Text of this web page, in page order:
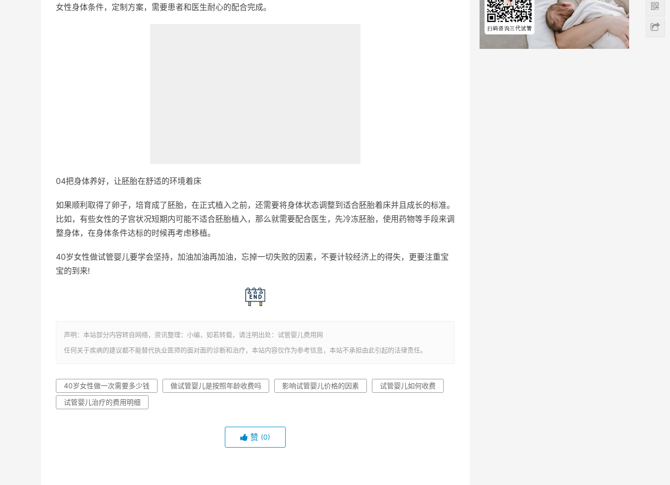
女性身体条件，定制方案，需要患者和医生耐心的配合完成。
04把身体养好，让胚胎在舒适的环境着床
如果顺利取得了卵子，培育成了胚胎，在正式植入之前，还需要将身体状态调整到适合胚胎着床并且成长的标准。
比如，有些女性的子宫状况短期内可能不适合胚胎植入，那么就需要配合医生，先冷冻胚胎，使用药物等手段来调
整身体，在身体条件达标的时候再考虑移植。
40岁女性做试管婴儿要学会坚持，加油加油再加油，忘掉一切失败的因素，不要计较经济上的得失，更要注重宝
宝的到来!
声明：本站部分内容转自网络，资讯整理：小编，如若转载，请注明出处：试管婴儿费用网
任何关于疾病的建议都不能替代执业医师的面对面的诊断和治疗，本站内容仅作为参考信息，本站不承担由此引起的法律责任。
40岁女性做一次需要多少钱 做试管婴儿是按照年龄收费吗 影响试管婴儿价格的因素
试管婴儿如何收费
试管婴儿治疗的费用明细
赞 (0)